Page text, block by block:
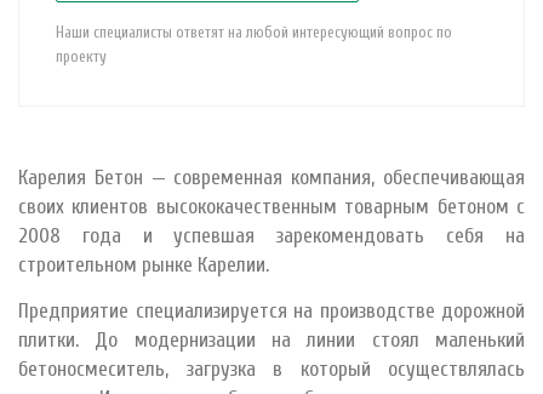
Наши специалисты ответят на любой интересующий вопрос по
проекту
Карелия Бетон — современная компания, обеспечивающая
своих клиентов высококачественным товарным бетоном с
2008 года и успевшая зарекомендовать себя на
строительном рынке Карелии.
Предприятие специализируется на производстве дорожной
плитки. До модернизации на линии стоял маленький
бетоносмеситель, загрузка в который осуществлялась